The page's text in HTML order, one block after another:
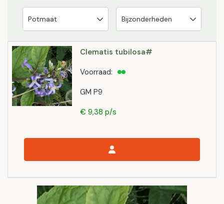
Clematis tubilosa#
GM P9
Voorraad:
€ 9,38 p/s